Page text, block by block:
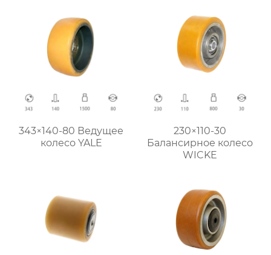
343×140-80 Ведущее
колесо YALE
230×110-30
Балансирное колесо
WICKE